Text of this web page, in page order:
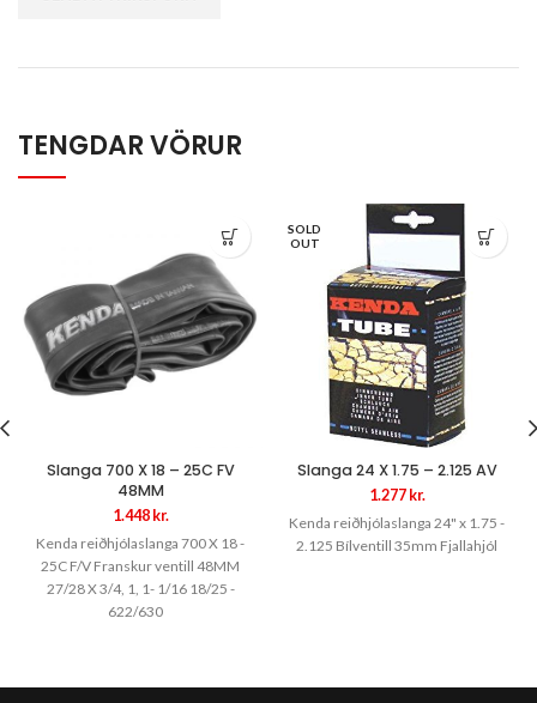
TENGDAR VÖRUR
Slanga 700 X 18 – 25C FV
48MM
1.448 kr.
Kenda reiðhjólaslanga 700 X 18 -
25C F/V Franskur ventill 48MM
27/28 X 3/4, 1, 1- 1/16 18/25 -
622/630
SOLD
OUT
Slanga 24 X 1.75 – 2.125 AV
1.277 kr.
Kenda reiðhjólaslanga 24" x 1.75 -
2.125 Bílventill 35mm Fjallahjól